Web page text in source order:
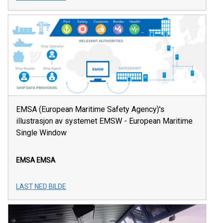
EMSA (European Maritime Safety Agency)'s
illustrasjon av systemet EMSW - European Maritime
Single Window
EMSA EMSA
LAST NED BILDE